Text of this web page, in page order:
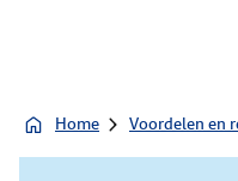
Home Voordelen en